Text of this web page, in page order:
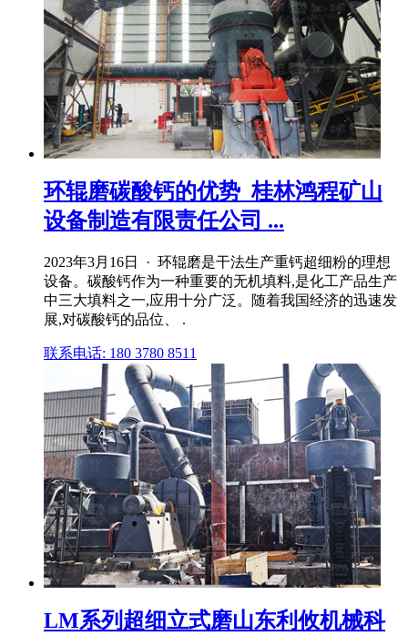
环辊磨碳酸钙的优势_桂林鸿程矿山
设备制造有限责任公司 ...
2023年3月16日 · 环辊磨是干法生产重钙超细粉的理想
设备。碳酸钙作为一种重要的无机填料,是化工产品生产
中三大填料之一,应用十分广泛。随着我国经济的迅速发
展,对碳酸钙的品位、 .
联系电话: 180 3780 8511
LM系列超细立式磨山东利攸机械科